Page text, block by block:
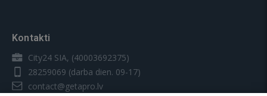
Kontakti
City24 SIA, (40003692375)
28259069 (darba dien. 09-17)
contact@getapro.lv